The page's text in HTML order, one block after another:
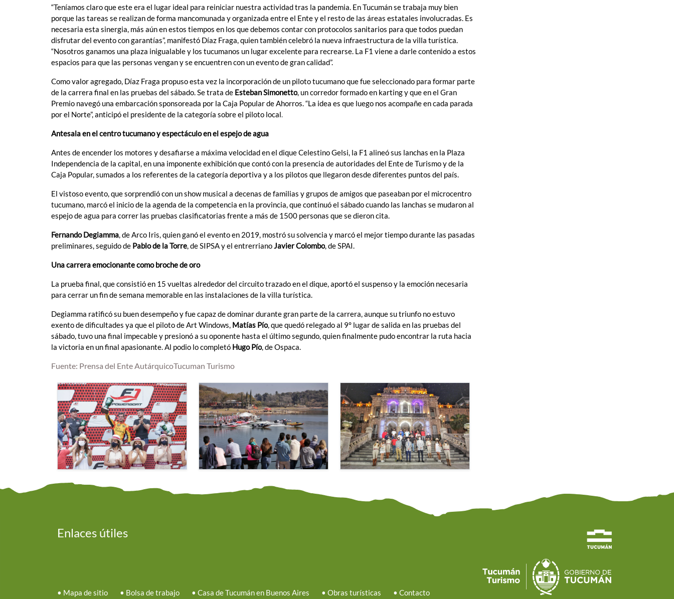
“Teníamos claro que este era el lugar ideal para reiniciar nuestra actividad tras la pandemia. En Tucumán se trabaja muy bien
porque las tareas se realizan de forma mancomunada y organizada entre el Ente y el resto de las áreas estatales involucradas. Es
necesaria esta sinergia, más aún en estos tiempos en los que debemos contar con protocolos sanitarios para que todos puedan
disfrutar del evento con garantías”, manifestó Díaz Fraga, quien también celebró la nueva infraestructura de la villa turística.
“Nosotros ganamos una plaza inigualable y los tucumanos un lugar excelente para recrearse. La F1 viene a darle contenido a estos
espacios para que las personas vengan y se encuentren con un evento de gran calidad”.
Como valor agregado, Díaz Fraga propuso esta vez la incorporación de un piloto tucumano que fue seleccionado para formar parte
de la carrera final en las pruebas del sábado. Se trata de Esteban Simonetto, un corredor formado en karting y que en el Gran
Premio navegó una embarcación sponsoreada por la Caja Popular de Ahorros. “La idea es que luego nos acompañe en cada parada
por el Norte”, anticipó el presidente de la categoría sobre el piloto local .
Antesala en el centro tucumano y espectáculo en el espejo de agua
Antes de encender los motores y desafiarse a máxima velocidad en el dique Celestino Gelsi, la F1 alineó sus lanchas en la Plaza
Independencia de la capital, en una imponente exhibición que contó con la presencia de autoridades del Ente de Turismo y de la
Caja Popular, sumados a los referentes de la categoría deportiva y a los pilotos que llegaron desde diferentes puntos del país.
El vistoso evento, que sorprendió con un show musical a decenas de familias y grupos de amigos que paseaban por el microcentro
tucumano, marcó el inicio de la agenda de la competencia en la provincia, que continuó el sábado cuando las lanchas se mudaron al
espejo de agua para correr las pruebas clasificatorias frente a más de 1500 personas que se dieron cita.
Fernando Degiamma, de Arco Iris, quien ganó el evento en 2019, mostró su solvencia y marcó el mejor tiempo durante las pasadas
preliminares, seguido de Pablo de la Torre, de SIPSA y el entrerrianoJavier Colombo, de SPAI.
Una carrera emocionante como broche de oro
La prueba final, que consistió en 15 vueltas alrededor del circuito trazado en el dique, aportó el suspenso y la emoción necesaria
para cerrar un fin de semana memorable en las instalaciones de la villa turística.
Degiamma ratificó su buen desempeño y fue capaz de dominar durante gran parte de la carrera, aunque su triunfo no estuvo
exento de dificultades ya que el piloto de Art Windows, Matías Pío, que quedó relegado al 9° lugar de salida en las pruebas del
sábado, tuvo una final impecable y presionó a su oponente hasta el último segundo, quien finalmente pudo encontrar la ruta hacia
la victoria en un final apasionante. Al podio lo completó Hugo Pío, de Ospaca.
Fuente: Prensa del Ente AutárquicoTucuman Turismo
Enlaces útiles
• Mapa de sitio • Bolsa de trabajo • Casa de Tucumán en Buenos Aires • Obras turísticas • Contacto